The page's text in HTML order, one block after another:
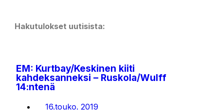
Hakutulokset uutisista:
EM: Kurtbay/Keskinen kiiti
kahdeksanneksi – Ruskola/Wulff
14:ntenä
16.touko. 2019